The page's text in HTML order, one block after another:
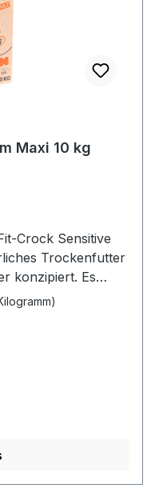
Maxi 10 kg
Crock Sensitive
Trockenfutter
konzipiert. Es
Somit
natürliche
schonendes
stellt sicher,
und
Form
Crock